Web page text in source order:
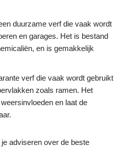
duurzame verf die vaak wordt
en garages. Het is bestand
en is gemakkelijk
verf die vaak wordt gebruikt
zoals ramen. Het
en laat de
adviseren over de beste